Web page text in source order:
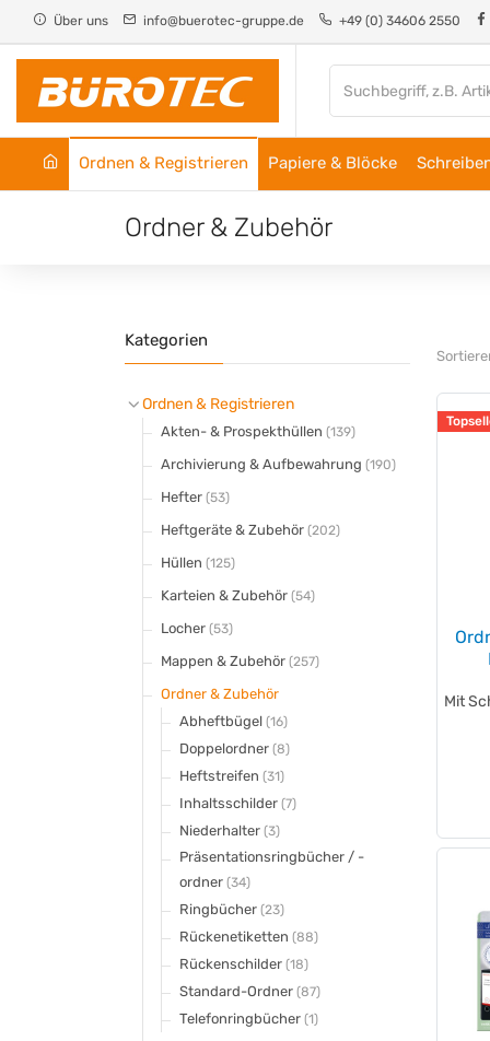
Über uns info@buerotec-gruppe.de +49 (0) 34606 2550
Ordnen & Registrieren Papiere & Blöcke
Ordner & Zubehör
Kategorien
Ordnen & Registrieren
Akten- & Prospekthüllen (139)
Archivierung & Aufbewahrung (190)
Hefter (53)
Heftgeräte & Zubehör (202)
Hüllen (125)
Karteien & Zubehör (54)
Locher (53)
Mappen & Zubehör (257)
Ordner & Zubehör
Abheftbügel (16)
Doppelordner (8)
Heftstreifen (31)
Inhaltsschilder (7)
Niederhalter (3)
Präsentationsringbücher / -
ordner (34)
Ringbücher (23)
Rückenetiketten (88)
Rückenschilder (18)
Standard-Ordner (87)
Telefonringbücher (1)
Mit
Cookie-Einstellungen